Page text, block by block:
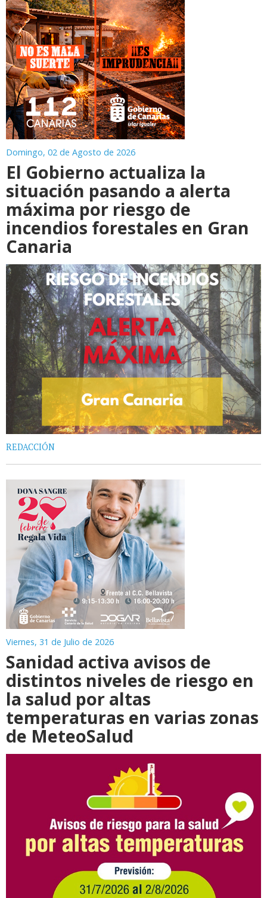
Domingo, 02 de Agosto de 2026
El Gobierno actualiza la
situación pasando a alerta
máxima por riesgo de
incendios forestales en Gran
Canaria
REDACCIÓN
Viernes, 31 de Julio de 2026
Sanidad activa avisos de
distintos niveles de riesgo en
la salud por altas
temperaturas en varias zonas
de MeteoSalud